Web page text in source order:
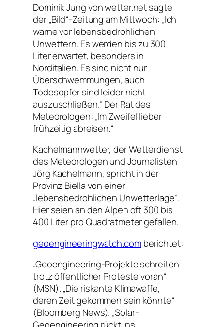
Dominik Jung von wetter.net sagte
der „Bild“-Zeitung am Mittwoch: „Ich
warne vor lebensbedrohlichen
Unwettern. Es werden bis zu 300
Liter erwartet, besonders in
Norditalien. Es sind nicht nur
Überschwemmungen, auch
Todesopfer sind leider nicht
auszuschließen.“ Der Rat des
Meteorologen: „Im Zweifel lieber
frühzeitig abreisen.“
Kachelmannwetter, der Wetterdienst
des Meteorologen und Journalisten
Jörg Kachelmann, spricht in der
Provinz Biella von einer
„lebensbedrohlichen Unwetterlage“.
Hier seien an den Alpen oft 300 bis
400 Liter pro Quadratmeter gefallen.
geoengineeringwatch.comberichtet:
„Geoengineering-Projekte schreiten
trotz öffentlicher Proteste voran“
(MSN). „Die riskante Klimawaffe,
deren Zeit gekommen sein könnte“
(Bloomberg News). „Solar-